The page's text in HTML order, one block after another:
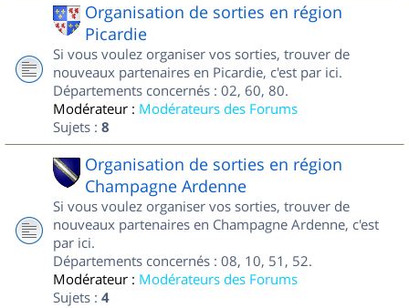
Organisation de sorties en région
Picardie
Si vous voulez organiser vos sorties, trouver de
nouveaux partenaires en Picardie, c'est par ici.
Départements concernés : 02, 60, 80.
Modérateur : Modérateurs des Forums
Sujets : 8
Organisation de sorties en région
Champagne Ardenne
Si vous voulez organiser vos sorties, trouver de
nouveaux partenaires en Champagne Ardenne, c'est
par ici.
Départements concernés : 08, 10, 51, 52.
Modérateur : Modérateurs des Forums
Sujets : 4